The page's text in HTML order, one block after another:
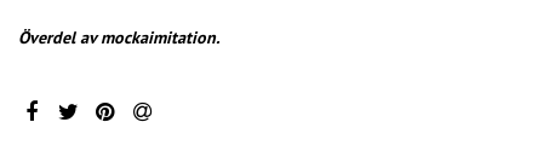
Överdel av mockaimitation.